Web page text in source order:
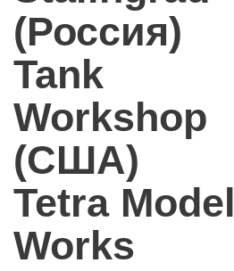
(Россия)
Tank
Workshop
(США)
Tetra Model
Works